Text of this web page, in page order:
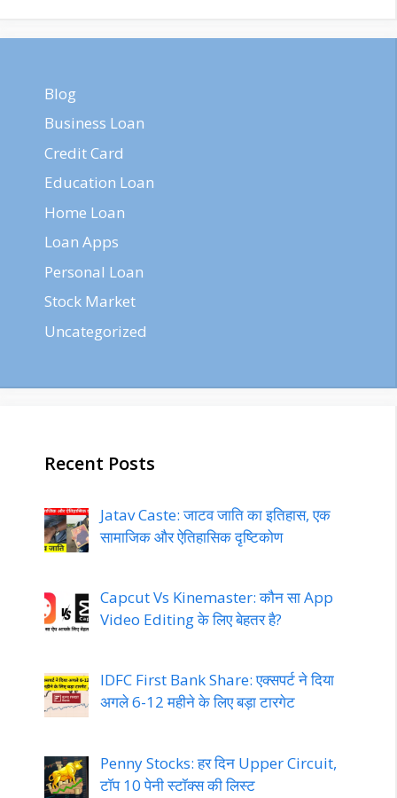
Blog
Business Loan
Credit Card
Education Loan
Home Loan
Loan Apps
Personal Loan
Stock Market
Uncategorized
Recent Posts
Jatav Caste: जाटव जाति का इतिहास, एक
सामाजिक और ऐतिहासिक दृष्टिकोण
Capcut Vs Kinemaster: कौन सा App
Video Editing के लिए बेहतर है?
IDFC First Bank Share: एक्सपर्ट ने दिया
अगले 6-12 महीने के लिए बड़ा टारगेट
Penny Stocks: हर दिन Upper Circuit,
टॉप 10 पेनी स्टॉक्स की लिस्ट